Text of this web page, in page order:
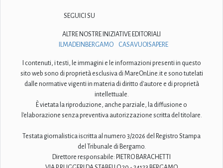
SEGUICI SU
ALTRE NOSTRE INIZIATIVE EDITORIALI
ILMADEINBERGAMO
CASAVUOISAPERE
I contenuti, i testi, le immagini e le informazioni presenti in questo
sito web sono di proprietà esclusiva di MareOnLine.it e sono tutelati
dalle normative vigenti in materia di diritto d'autore e di proprietà
intellettuale.
È vietata la riproduzione, anche parziale, la diffusione o
l'elaborazione senza preventiva autorizzazione scritta del titolare.
Testata giornalistica iscritta al numero 3/2026 del Registro Stampa
del Tribunale di Bergamo.
Direttore responsabile: PIETRO BARACHETTI